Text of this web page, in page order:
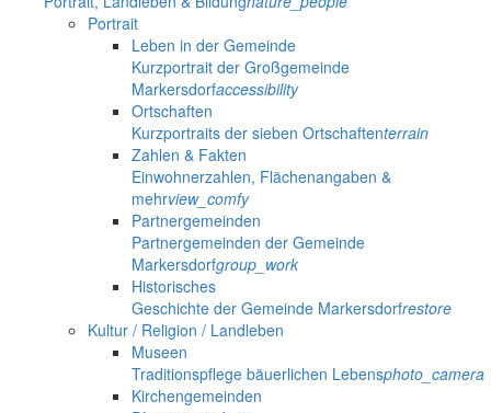
Portrait
Leben in der Gemeinde
Kurzportrait der Großgemeinde
Markersdorfaccessibility
Ortschaften
Kurzportraits der sieben Ortschaftenterrain
Zahlen & Fakten
Einwohnerzahlen, Flächenangaben &
mehrview_comfy
Partnergemeinden
Partnergemeinden der Gemeinde
Markersdorfgroup_work
Historisches
Geschichte der Gemeinde Markersdorfrestore
Kultur / Religion / Landleben
Museen
Traditionspflege bäuerlichen Lebensphoto_camera
Kirchengemeinden